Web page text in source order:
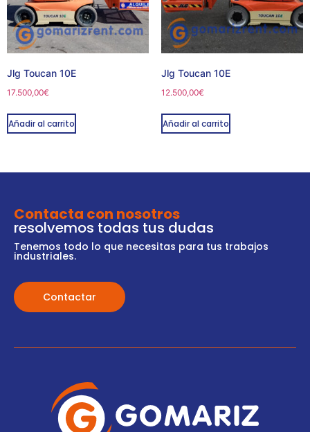
Jlg Toucan 10E
17.500,00€
Añadir al carrito
Jlg Toucan 10E
12.500,00€
Añadir al carrito
Contacta con nosotros
resolvemos todas tus dudas
Tenemos todo lo que necesitas para tus trabajos
industriales.
Contactar